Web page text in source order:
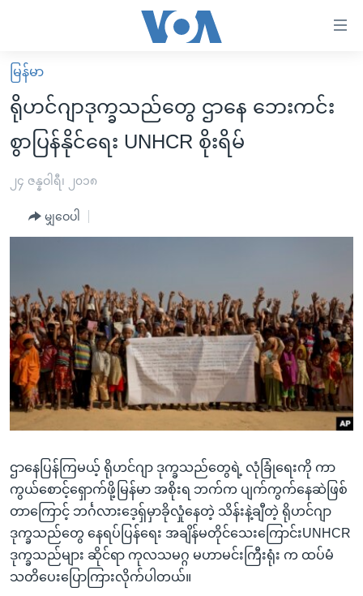
လွယ်ကူ
စေ
သည့်
Link
များ
အကြောင်းအရာ
ကြည့်
ရန်
ပင်မ
အ
ညွန်း
စာမျက်နှာ
သို့
ကြည့်
ရန်
နေရာ
မူလစာမျက်နှာ
မြန်မာ
ကမ္ဘာ့သတင်းများ
နိုင်ငံတကာ
ရပ်ဝန်းတခု လမ်းတခု အလွန်
အမေရိကန်သုံးအီဒီယံ
မကြေးမုံရဲ့ အင်္ဂလိပ်စာ
ရုပ်ရှင်ထဲက အင်္ဂလိပ်စာ
သုတပဒေသာ အင်္ဂလိပ်စာ
အပတ်စဉ်ကဏ္ဍများ
ရေဒီယို
တီဗွီ
ရေဒီယိုနှင့်ရုပ်သံ အချက်အလက်များ
ရေဒီယို/တီဗွီအစီအစဉ်
Learning English
ဗွီအိုအေ လူမှုကွန်ယက်များ
ဘာသာစကားများ
မြန်မာ
ရိုဟင်ဂျာဒုက္ခသည်တွေ ဌာနေ ဘေးကင်း
စွာပြန်နိုင်ရေး UNHCR စိုးရိမ်
၂၄ ဇန္နဝါရီ၊ ၂၀၁၈
မျှဝေပါ
ဌာနေပြန်ကြမယ့် ရိုဟင်ဂျာ ဒုက္ခသည်တွေရဲ့ လုံခြုံရေးကို ကာ
ကွယ်စောင့်ရှောက်ဖို့မြန်မာ အစိုးရ ဘက်က ပျက်ကွက်နေဆဲဖြစ်
တာကြောင့် ဘင်္ဂလားဒေ့ရှ်မှာခိုလှုံနေတဲ့ သိန်းနဲ့ချီတဲ့ ရိုဟင်ဂျာ
ဒုက္ခသည်တွေ နေရပ်ပြန်ရေး အချိန်မတိုင်သေးကြောင်းUNHCR
ဒုက္ခသည်များ ဆိုင်ရာ ကုလသမဂ္ဂ မဟာမင်းကြီးရုံး က ထပ်မံ
သတိပေးပြောကြားလိုက်ပါတယ်။